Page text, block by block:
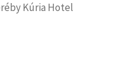
Kúria Hotel